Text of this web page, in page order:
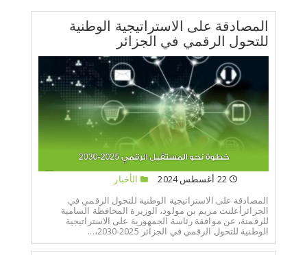
المصادقة على الاستراتيجية الوطنية
للتحول الرقمي في الجزائر
22 أغسطس 2024
الأخبار
المصادقة على الاستراتيجية الوطنية للتحول الرقمي في
الجزائرأعلنت مريم بن مولود، الوزيرة المحافظة السامية
للرقمنة، عن موافقة رئاسة الجمهورية على الاستراتيجية
الوطنية للتحول الرقمي في الجزائر 2025-2030،...